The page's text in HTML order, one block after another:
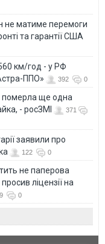
не матиме перемоги
та гарантії США
км/год - у РФ
ППО»
392 0
померла ще одна
- росЗМІ
371
заявили про
122 0
не паперова
ліцензії на
0